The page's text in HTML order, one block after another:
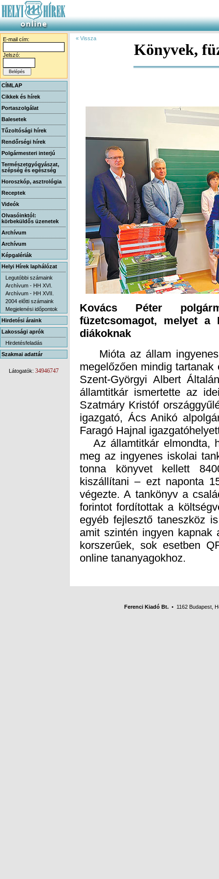
E-mail cím:
Jelszó:
CÍMLAP
Cikkek és hírek
Portaszolgálat
Balesetek
Tűzoltósági hírek
Rendőrségi hírek
Polgármesteri interjú
Természetgyógyászat,
szépség és egészség
Horoszkóp, asztrológia
Receptek
Videók
Olvasóinktól:
körbeküldős üzenetek
Archívum
Archívum
Képgalériák
Helyi Hírek laphálózat
Legutóbbi számaink
Archívum - HH XVI.
Archívum - HH XVII.
2004 előtti számaink
Megjelenési időpontok
Hirdetési áraink
Lakossági aprók
Hirdetésfeladás
Szakmai adattár
Látogatók: 34946747
« Vissza
Könyvek,
Kovács Péter
füzetcsomagot, melyet
diákoknak
Mióta az állam
megelőzően mindig
Szent-Györgyi Albert
államtitkár ismertette az
Szatmáry Kristóf
igazgató, Ács Anikó
Faragó Hajnal
Az államtitkár elmondta,
meg az ingyenes iskolai
tonna könyvet kellett
kiszállítani – ezt naponta
végezte. A tankönyv a
forintot fordítottak a
egyéb fejlesztő taneszköz
amit szintén ingyen
korszerűek, sok esetben
online tananyagokhoz.
Ferenci Kiadó Bt. • 1162 Budapest,